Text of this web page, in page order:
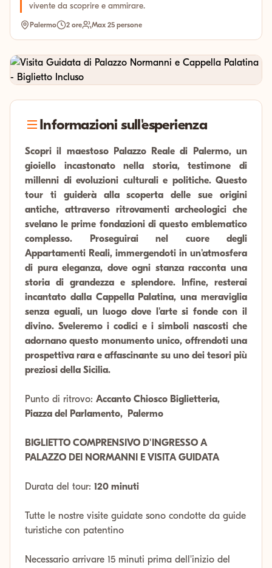
vivente da scoprire e ammirare.
Palermo 2 ore Max 25 persone
Informazioni sull'esperienza
Scopri il maestoso Palazzo Reale di Palermo, un
gioiello incastonato nella storia, testimone di
millenni di evoluzioni culturali e politiche. Questo
tour ti guiderà alla scoperta delle sue origini
antiche, attraverso ritrovamenti archeologici che
svelano le prime fondazioni di questo emblematico
complesso. Proseguirai nel cuore degli
Appartamenti Reali, immergendoti in un'atmosfera
di pura eleganza, dove ogni stanza racconta una
storia di grandezza e splendore. Infine, resterai
incantato dalla Cappella Palatina, una meraviglia
senza eguali, un luogo dove l'arte si fonde con il
divino. Sveleremo i codici e i simboli nascosti che
adornano questo monumento unico, offrendoti una
prospettiva rara e affascinante su uno dei tesori più
preziosi della Sicilia.
Punto di ritrovo: Accanto Chiosco Biglietteria,
Piazza del Parlamento, Palermo
BIGLIETTO COMPRENSIVO D'INGRESSO A
PALAZZO DEI NORMANNI E VISITA GUIDATA
Durata del tour: 120 minuti
Tutte le nostre visite guidate sono condotte da guide
turistiche con patentino
Necessario arrivare 15 minuti prima dell'inizio del